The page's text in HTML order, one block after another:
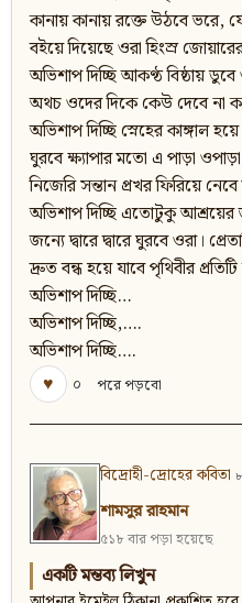
কানায় কানায় রক্তে উঠবে ভরে,
বইয়ে দিয়েছে ওরা হিংস্র
অভিশাপ দিচ্ছি আকণ্ঠ বিষ্ঠায় ডুবে
অথচ ওদের দিকে কেউ দেবে না
অভিশাপ দিচ্ছি স্নেহের কাঙ্গাল
ঘুরবে ক্ষ্যাপার মতো এ পাড়া
নিজেরি সন্তান প্রখর ফিরিয়ে
অভিশাপ দিচ্ছি এতোটুকু আশ্রয়ের
জন্যে দ্বারে দ্বারে ঘুরবে ওরা।
দ্রুত বন্ধ হয়ে যাবে পৃথিবীর
অভিশাপ দিচ্ছি…
অভিশাপ দিচ্ছি,….
অভিশাপ দিচ্ছি….
♥
০ পরে পড়বো
বিদ্রোহী-দ্রোহের কবিতা
শামসুর রাহমান
৫১৮ বার পড়া হয়েছে
একটি মন্তব্য লিখুন